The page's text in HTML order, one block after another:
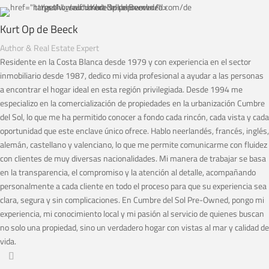
Kurt Op de Beeck
Author & Real Estate Expert
Residente en la Costa Blanca desde 1979 y con experiencia en el sector
inmobiliario desde 1987, dedico mi vida profesional a ayudar a las personas
a encontrar el hogar ideal en esta región privilegiada. Desde 1994 me
especializo en la comercialización de propiedades en la urbanización Cumbre
del Sol, lo que me ha permitido conocer a fondo cada rincón, cada vista y cada
oportunidad que este enclave único ofrece. Hablo neerlandés, francés, inglés,
alemán, castellano y valenciano, lo que me permite comunicarme con fluidez
con clientes de muy diversas nacionalidades. Mi manera de trabajar se basa
en la transparencia, el compromiso y la atención al detalle, acompañando
personalmente a cada cliente en todo el proceso para que su experiencia sea
clara, segura y sin complicaciones. En Cumbre del Sol Pre-Owned, pongo mi
experiencia, mi conocimiento local y mi pasión al servicio de quienes buscan
no solo una propiedad, sino un verdadero hogar con vistas al mar y calidad de
vida.